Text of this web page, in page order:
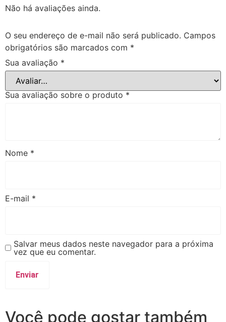
Não há avaliações ainda.
O seu endereço de e-mail não será publicado. Campos
obrigatórios são marcados com *
Sua avaliação *
Sua avaliação sobre o produto *
Nome *
E-mail *
Salvar meus dados neste navegador para a próxima
vez que eu comentar.
Você pode gostar também